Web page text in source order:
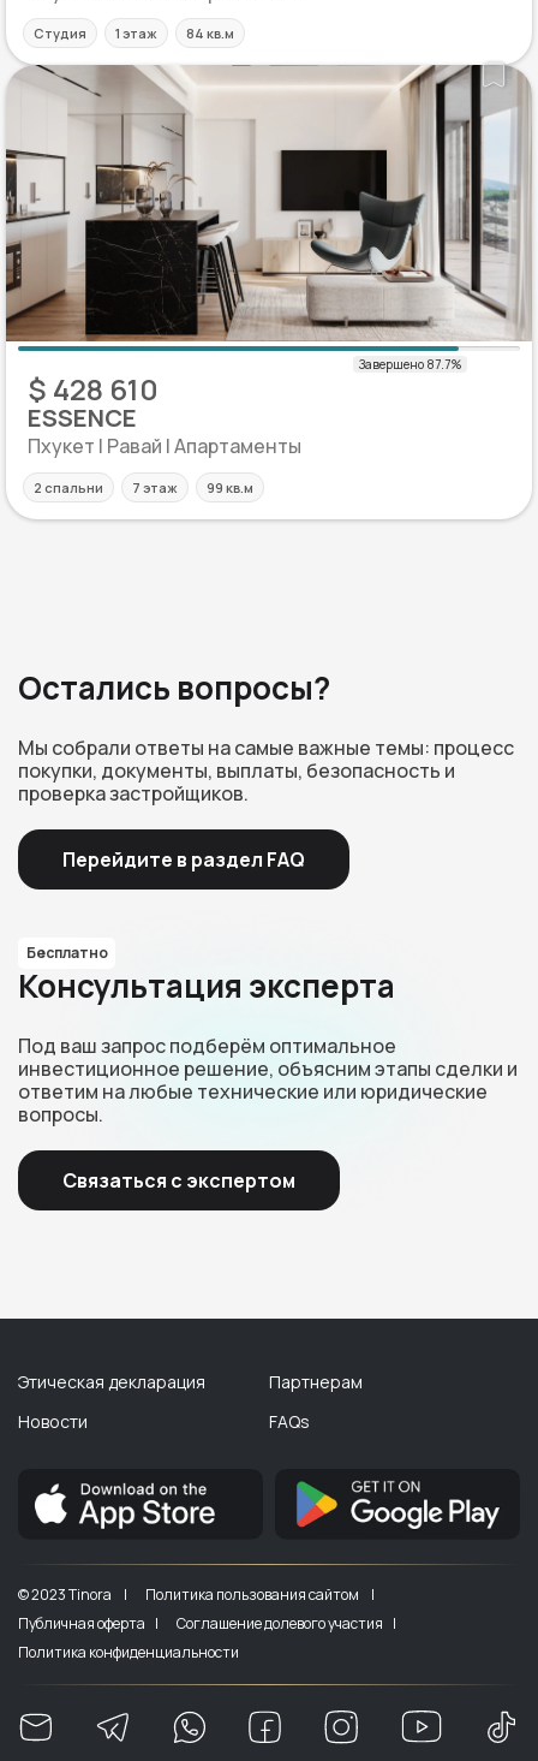
Студия 1 этаж 84 кв.м
$ 428 610
ESSENCE
Пхукет | Равай | Апартаменты
2 спальни 7 этаж 99 кв.м
Остались вопросы?
Мы собрали ответы на самые важные темы: процесс
покупки, документы, выплаты, безопасность и
проверка застройщиков.
Перейдите в раздел FAQ
Бесплатно
Консультация эксперта
Под ваш запрос подберём оптимальное
инвестиционное решение, объясним этапы сделки и
ответим на любые технические или юридические
вопросы.
Связаться с экспертом
Этическая декларация
Новости
Партнерам
FAQs
© 2023 Tinora |
Политика пользования сайтом |
Публичная оферта |
Соглашение долевого участия |
Политика конфиденциальности